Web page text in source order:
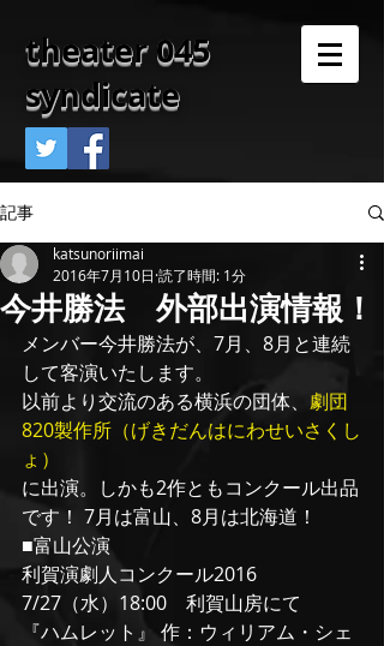
theater 045
syndicate
記事
今井勝法 外部出演情報！
katsunoriimai
2016年7月10日 読了時間: 1分
メンバー今井勝法が、7月、8月と連続
して客演いたします。
以前より交流のある横浜の団体、 劇団
820製作所（げきだんはにわせいさくし
ょ）
に出演。しかも2作ともコンクール出品
です！ 7月は富山、8月は北海道！
■富山公演
利賀演劇人コンクール2016
7/27（水）18:00　利賀山房にて
『ハムレット』 作：ウィリアム・シェ